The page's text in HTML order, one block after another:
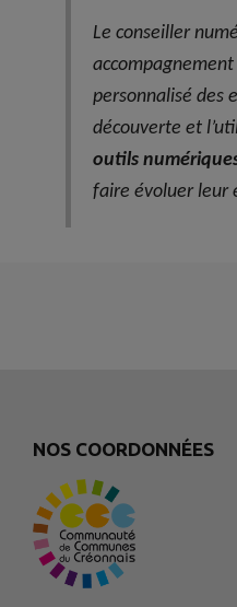
Le conseiller
personnalisé des
découverte et
outils
faire évoluer leur
NOS COORDONNÉES